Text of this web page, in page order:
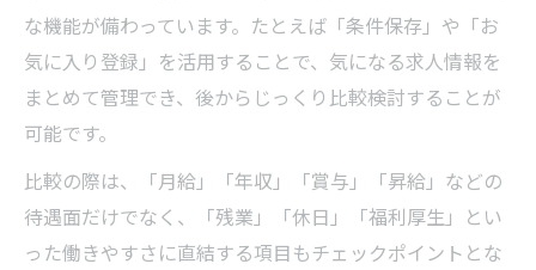
な機能が備わっています。たとえば「条件保存」や「お
気に入り登録」を活用することで、気になる求人情報を
まとめて管理でき、後からじっくり比較検討することが
可能です。
比較の際は、「月給」「年収」「賞与」「昇給」などの
待遇面だけでなく、「残業」「休日」「福利厚生」とい
った働きやすさに直結する項目もチェックポイントとな